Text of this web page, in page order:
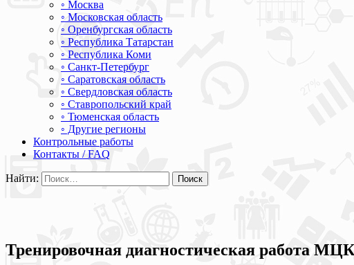
◦ Москва
◦ Московская область
◦ Оренбургская область
◦ Республика Татарстан
◦ Республика Коми
◦ Санкт-Петербург
◦ Саратовская область
◦ Свердловская область
◦ Ставропольский край
◦ Тюменская область
◦ Другие регионы
Контрольные работы
Контакты / FAQ
Найти:
Тренировочная диагностическая работа